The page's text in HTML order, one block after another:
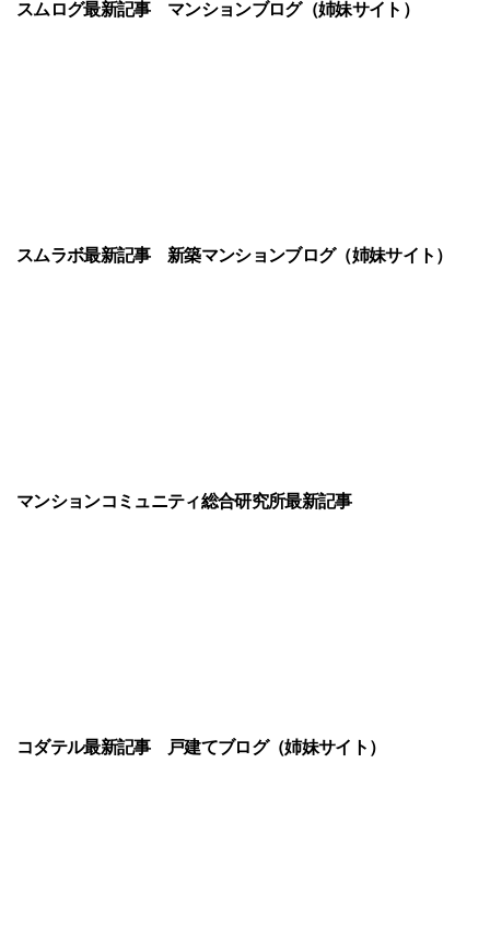
スムログ最新記事マンションブログ（姉妹サイト）
スムラボ最新記事新築マンションブログ（姉妹サイト）
マンションコミュニティ総合研究所最新記事
コダテル最新記事戸建てブログ（姉妹サイト）